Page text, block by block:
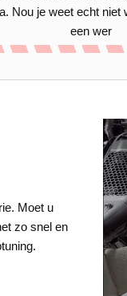
Nou je weet echt niet
een wer
Moet u
zo snel en